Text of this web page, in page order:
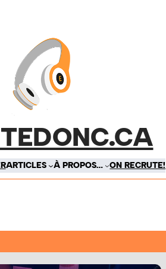
ARTICLES À PROPOS… ON RECRUTE!